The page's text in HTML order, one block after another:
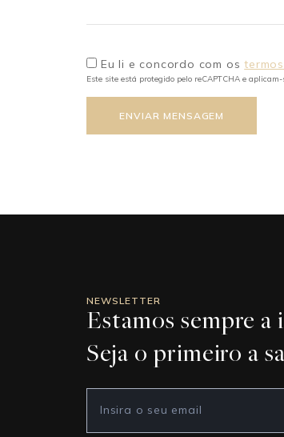
Eu li e concordo com os
Este site está protegido pelo reCAPTCHA e aplicam-
ENVIAR MENSAGEM
NEWSLETTER
Estamos sempre a
Seja o primeiro a